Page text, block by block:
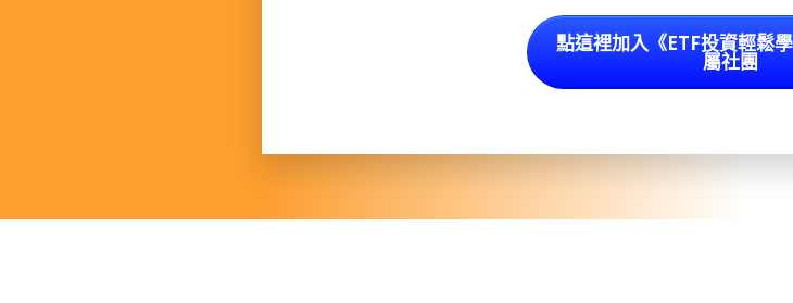
點這裡加入《ETF投資輕鬆
屬社團